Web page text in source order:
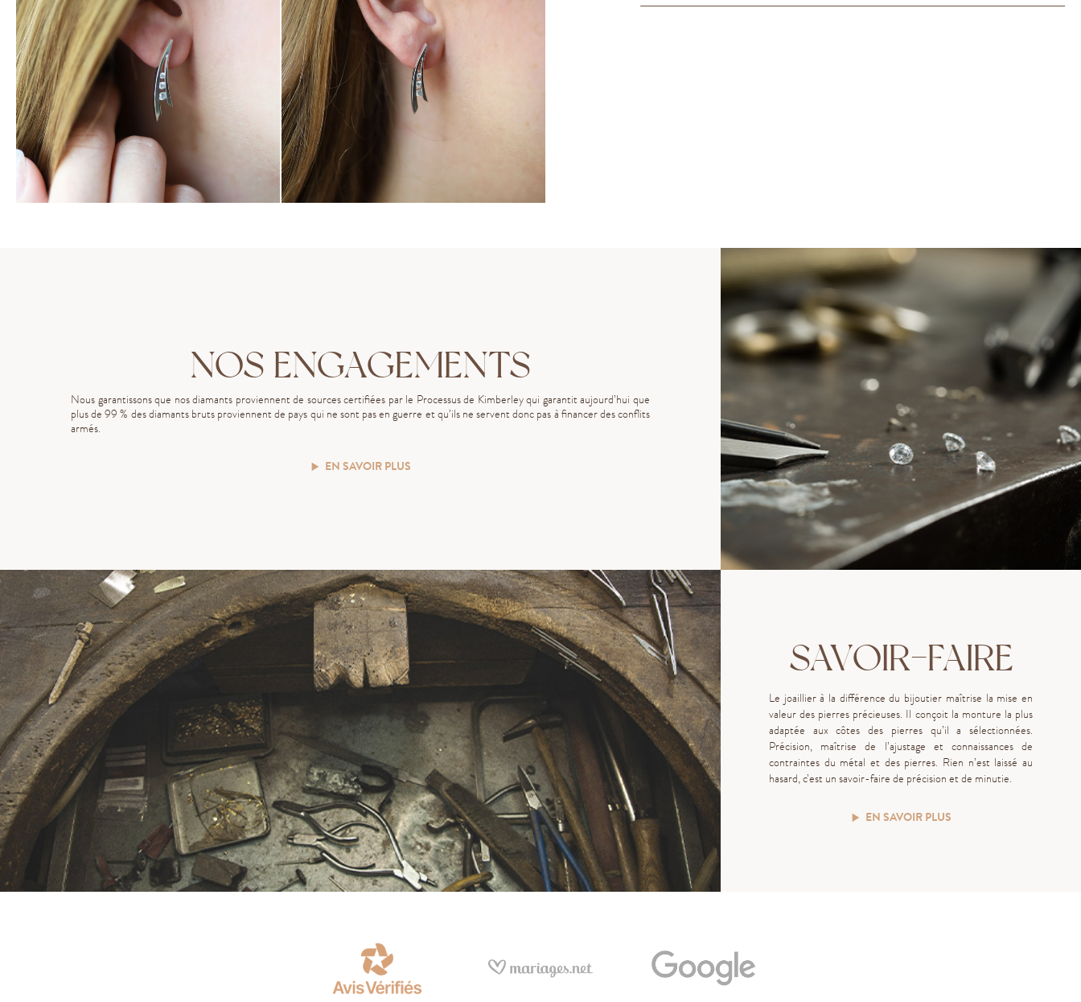
NOS ENGAGEMENTS
Nous garantissons que nos diamants proviennent de sources certifiées par le Processus de Kimberley qui garantit aujourd’hui que
plus de 99 % des diamants bruts proviennent de pays qui ne sont pas en guerre et qu’ils ne servent donc pas à financer des conflits
armés.
EN SAVOIR PLUS
SAVOIR-FAIRE
Le joaillier à la différence du bijoutier maîtrise la mise en
valeur des pierres précieuses. Il conçoit la monture la plus
adaptée aux côtes des pierres qu’il a sélectionnées.
Précision, maîtrise de l’ajustage et connaissances de
contraintes du métal et des pierres. Rien n’est laissé au
hasard, c’est un savoir-faire de précision et de minutie.
EN SAVOIR PLUS